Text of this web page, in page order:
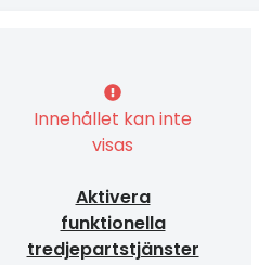
Innehållet kan inte
visas
Aktivera
funktionella
tredjepartstjänster